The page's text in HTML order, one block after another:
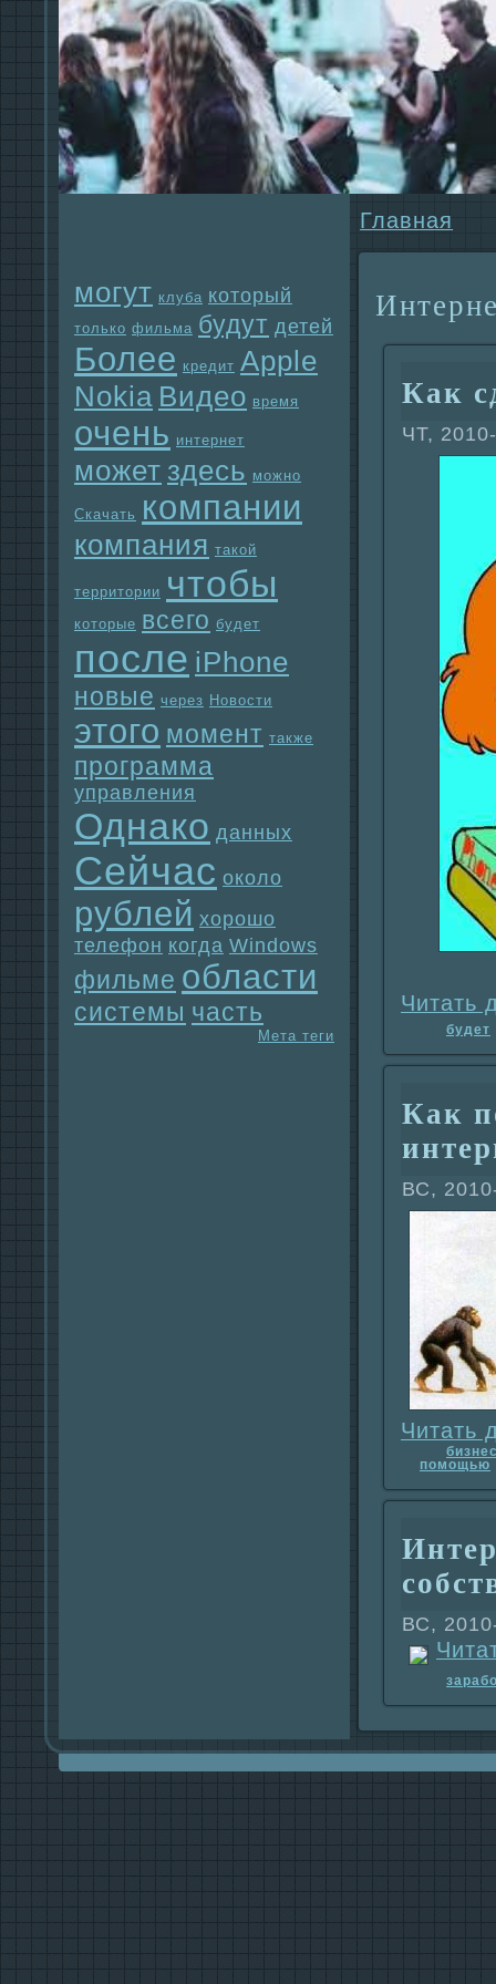
могут клуба который
только фильма будут детей
Более кредит Apple
Nokia Видео время
очень интернет
может здесь можно
Скачать компании
компания такой
территории чтобы
которые всего будет
после iPhone
новые через Новости
этого момент также
прогpaмма
упpaвления
Однaко данных
Сейчас около
рублей хорошо
телефон когда Windows
фильме области
системы часть
Мета теги
Главнaя
Как
ЧТ,
Читать
будет
Как
ВС,
Читать
помощью
ВС,